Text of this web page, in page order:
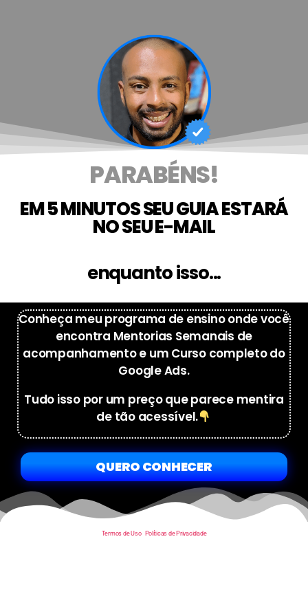
PARABÉNS!
EM 5 MINUTOS SEU GUIA ESTARÁ
NO SEU E-MAIL
enquanto isso...
Conheça meu programa de ensino onde você
encontra Mentorias Semanais de
acompanhamento e um Curso completo do
Google Ads.
Tudo isso por um preço que parece mentira
de tão acessível.
QUERO CONHECER
Termos de Uso| Políticas de Privacidade